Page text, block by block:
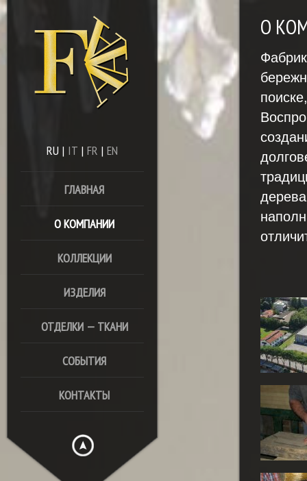
RU | IT | FR | EN
ГЛАВНАЯ
О КОМПАНИИ
КОЛЛЕКЦИИ
ИЗДЕЛИЯ
ОТДЕЛКИ — ТКАНИ
СОБЫТИЯ
КОНТАКТЫ
О